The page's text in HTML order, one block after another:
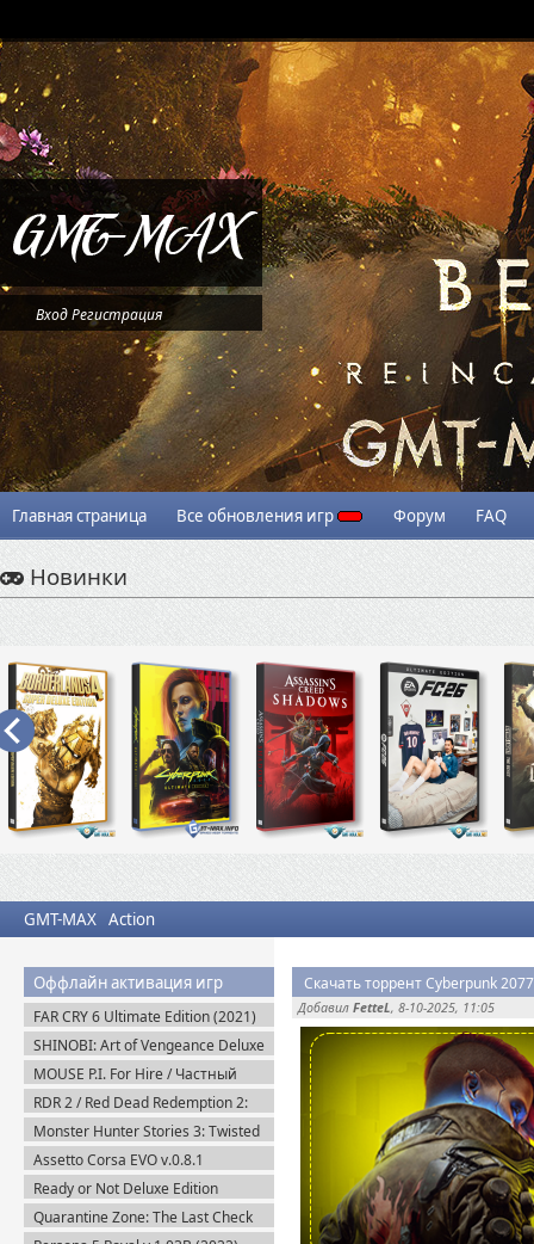
ВходРегистрация
Главная страница Все обновления игр Форум FAQ
Новинки
GMT-MAX Action
Оффлайн активация игр
FAR CRY 6 Ultimate Edition (2021)
Uplay-Rip
SHINOBI: Art of Vengeance Deluxe
Edition (2025) Steam-Rip
MOUSE P.I. For Hire / Частный
детектив МАУС v.1.2.2 (2026)
Пиратка
RDR 2 / Red Dead Redemption 2:
Ultimate Edition v.1491.50 (2019)
Пиратка
Monster Hunter Stories 3: Twisted
Reflection (2026) Steam-Rip
Assetto Corsa EVO v.0.8.1
(2025/Multiplayer) Пиратка
Ready or Not Deluxe Edition
v.117216 + Все DLC (2023)
Пиратка
Quarantine Zone: The Last Check
v.1.1.13.2054 + Все DLC (2026)
Скачать торрент Cyberpunk
Добавил FetteL, 8-10-2025, 11:05